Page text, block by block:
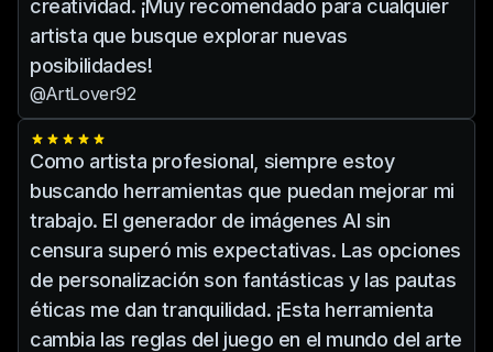
creatividad. ¡Muy recomendado para cualquier
artista que busque explorar nuevas
posibilidades!
@ArtLover92
Como artista profesional, siempre estoy
buscando herramientas que puedan mejorar mi
trabajo. El generador de imágenes AI sin
censura superó mis expectativas. Las opciones
de personalización son fantásticas y las pautas
éticas me dan tranquilidad. ¡Esta herramienta
cambia las reglas del juego en el mundo del arte